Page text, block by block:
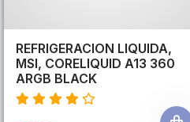
REFRIGERACION LIQUIDA,
MSI, CORELIQUID A13 360
ARGB BLACK